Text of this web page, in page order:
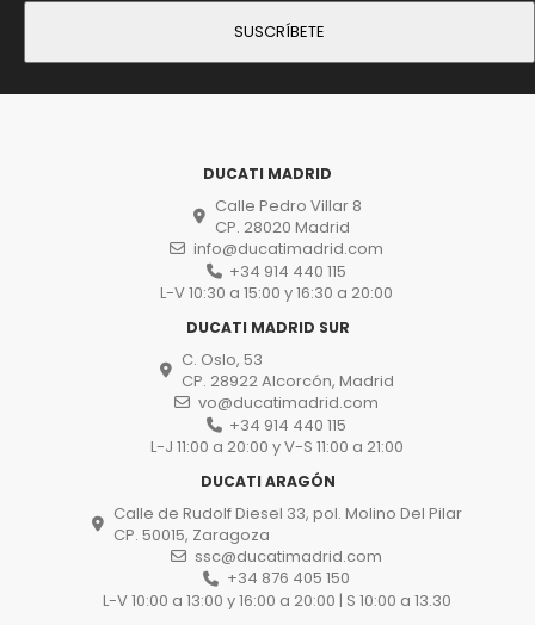
DUCATI MADRID
Calle Pedro Villar 8
CP. 28020 Madrid
info@ducatimadrid.com
+34 914 440 115
L-V 10:30 a 15:00 y 16:30 a 20:00
DUCATI MADRID SUR
C. Oslo, 53
CP. 28922 Alcorcón, Madrid
vo@ducatimadrid.com
+34 914 440 115
L-J 11:00 a 20:00 y V-S 11:00 a 21:00
DUCATI ARAGÓN
Calle de Rudolf Diesel 33, pol. Molino Del Pilar
CP. 50015, Zaragoza
ssc@ducatimadrid.com
+34 876 405 150
L-V 10:00 a 13:00 y 16:00 a 20:00 | S 10:00 a 13.30